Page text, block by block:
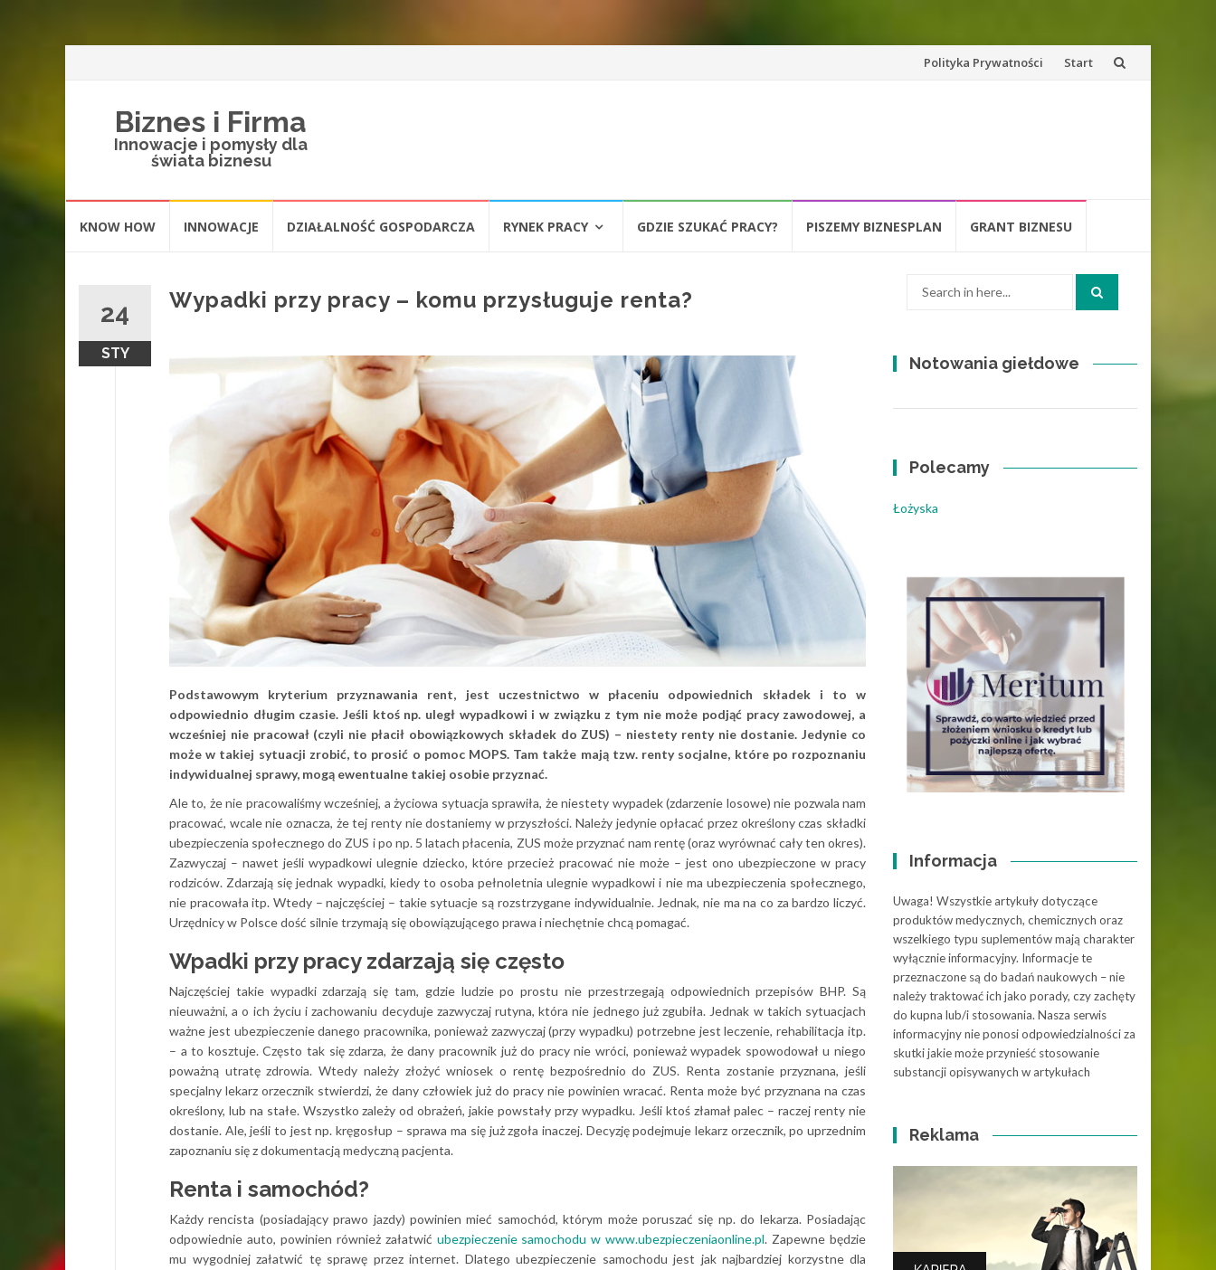
Skip
Polityka Prywatności Start
Biznes i Firma
Innowacje i pomysły dla
świata biznesu
KNOW HOW INNOWACJE DZIAŁALNOŚĆ GOSPODARCZA RYNEK PRACY GDZIE SZUKAĆ PRACY? PISZEMY BIZNESPLAN GRANT BIZNESU
24
STY
Wypadki przy pracy – komu przysługuje renta?
Podstawowym kryterium przyznawania rent, jest uczestnictwo w płaceniu odpowiednich składek i to w
odpowiednio długim czasie. Jeśli ktoś np. uległ wypadkowi i w związku z tym nie może podjąć pracy zawodowej, a
wcześniej nie pracował (czyli nie płacił obowiązkowych składek do ZUS) – niestety renty nie dostanie. Jedynie co
może w takiej sytuacji zrobić, to prosić o pomoc MOPS. Tam także mają tzw. renty socjalne, które po rozpoznaniu
indywidualnej sprawy, mogą ewentualne takiej osobie przyznać.
Ale to, że nie pracowaliśmy wcześniej, a życiowa sytuacja sprawiła, że niestety wypadek (zdarzenie losowe) nie pozwala nam
pracować, wcale nie oznacza, że tej renty nie dostaniemy w przyszłości. Należy jedynie opłacać przez określony czas składki
ubezpieczenia społecznego do ZUS i po np. 5 latach płacenia, ZUS może przyznać nam rentę (oraz wyrównać cały ten okres).
Zazwyczaj – nawet jeśli wypadkowi ulegnie dziecko, które przecież pracować nie może – jest ono ubezpieczone w pracy
rodziców. Zdarzają się jednak wypadki, kiedy to osoba pełnoletnia ulegnie wypadkowi i nie ma ubezpieczenia społecznego,
nie pracowała itp. Wtedy – najczęściej – takie sytuacje są rozstrzygane indywidualnie. Jednak, nie ma na co za bardzo liczyć.
Urzędnicy w Polsce dość silnie trzymają się obowiązującego prawa i niechętnie chcą pomagać.
Wpadki przy pracy zdarzają się często
Najczęściej takie wypadki zdarzają się tam, gdzie ludzie po prostu nie przestrzegają odpowiednich przepisów BHP. Są
nieuważni, a o ich życiu i zachowaniu decyduje zazwyczaj rutyna, która nie jednego już zgubiła. Jednak w takich sytuacjach
ważne jest ubezpieczenie danego pracownika, ponieważ zazwyczaj (przy wypadku) potrzebne jest leczenie, rehabilitacja itp.
– a to kosztuje. Często tak się zdarza, że dany pracownik już do pracy nie wróci, ponieważ wypadek spowodował u niego
poważną utratę zdrowia. Wtedy należy złożyć wniosek o rentę bezpośrednio do ZUS. Renta zostanie przyznana, jeśli
specjalny lekarz orzecznik stwierdzi, że dany człowiek już do pracy nie powinien wracać. Renta może być przyznana na czas
określony, lub na stałe. Wszystko zależy od obrażeń, jakie powstały przy wypadku. Jeśli ktoś złamał palec – raczej renty nie
dostanie. Ale, jeśli to jest np. kręgosłup – sprawa ma się już zgoła inaczej. Decyzję podejmuje lekarz orzecznik, po uprzednim
zapoznaniu się z dokumentacją medyczną pacjenta.
Renta i samochód?
Każdy rencista (posiadający prawo jazdy) powinien mieć samochód, którym może poruszać się np. do lekarza. Posiadając
odpowiednie auto, powinien również załatwić ubezpieczenie samochodu w www.ubezpieczeniaonline.pl. Zapewne będzie
mu wygodniej załatwić tę sprawę przez internet. Dlatego ubezpieczenie samochodu jest jak najbardziej korzystne dla
Notowania giełdowe
Polecamy
Łożyska
Informacja
Uwaga! Wszystkie artykuły dotyczące
produktów medycznych, chemicznych oraz
wszelkiego typu suplementów mają charakter
wyłącznie informacyjny. Informacje te
przeznaczone są do badań naukowych – nie
należy traktować ich jako porady, czy zachęty
do kupna lub/i stosowania. Nasza serwis
informacyjny nie ponosi odpowiedzialności za
skutki jakie może przynieść stosowanie
substancji opisywanych w artykułach
Reklama